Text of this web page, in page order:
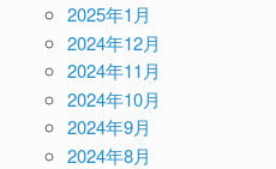
2025年1月
2024年12月
2024年11月
2024年10月
2024年9月
2024年8月